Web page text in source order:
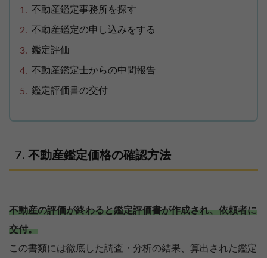
不動産鑑定事務所を探す
不動産鑑定の申し込みをする
鑑定評価
不動産鑑定士からの中間報告
鑑定評価書の交付
不動産鑑定価格の確認方法
不動産の評価が終わると鑑定評価書が作成され、依頼者に
交付。
この書類には徹底した調査・分析の結果、算出された鑑定